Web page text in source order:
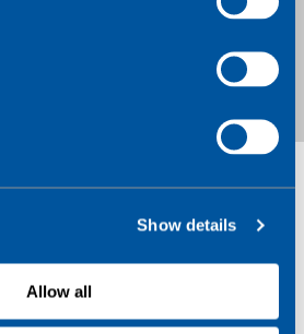
Show details
Allow all
现和解决运营及安全事件至关
授权的数据使用、位置、设备